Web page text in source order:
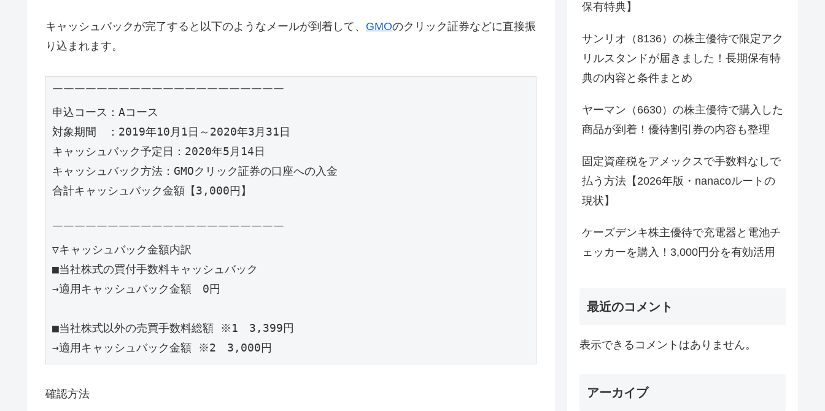
キャッシュバックが完了すると以下のようなメールが到着して、 GMOのクリック証券などに直接振
り込まれます。
￣￣￣￣￣￣￣￣￣￣￣￣￣￣￣￣￣￣￣￣￣
申込コース：Aコース
対象期間　：2019年10月1日～2020年3月31日
キャッシュバック予定日：2020年5月14日
キャッシュバック方法：GMOクリック証券の口座への入金
合計キャッシュバック金額【3,000円】
￣￣￣￣￣￣￣￣￣￣￣￣￣￣￣￣￣￣￣￣￣
▽キャッシュバック金額内訳
■当社株式の買付手数料キャッシュバック
→適用キャッシュバック金額　0円
■当社株式以外の売買手数料総額 ※1　3,399円
確認方法
保有特典】
サンリオ（8136）の株主優待で限定アク
リルスタンドが届きました！長期保有特
典の内容と条件まとめ
ヤーマン（6630）の株主優待で購入した
商品が到着！優待割引券の内容も整理
固定資産税をアメックスで手数料なしで
払う方法【2026年版・nanacoルートの
現状】
ケーズデンキ株主優待で充電器と電池チ
ェッカーを購入！3,000円分を有効活用
最近のコメント
表示できるコメントはありません。
アーカイブ